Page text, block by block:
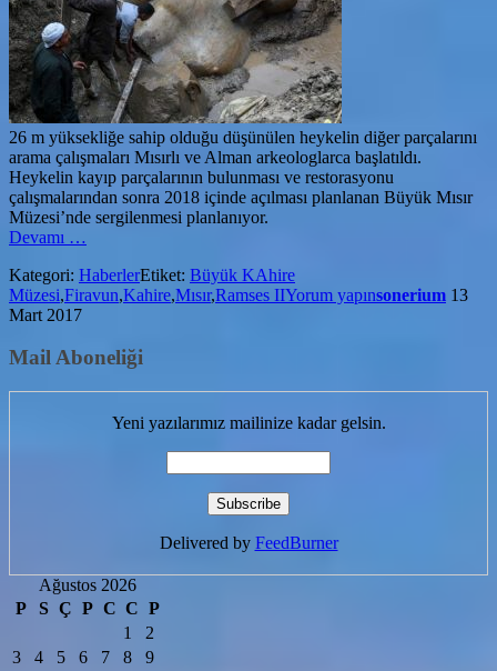
26 m yüksekliğe sahip olduğu düşünülen heykelin diğer parçalarını
arama çalışmaları Mısırlı ve Alman arkeologlarca başlatıldı.
Heykelin kayıp parçalarının bulunması ve restorasyonu
çalışmalarından sonra 2018 içinde açılması planlanan Büyük Mısır
Müzesi’nde sergilenmesi planlanıyor.
Devamı
Bir
Firavun
Heykeli
…
Kategori: HaberlerEtiket: Büyük KAhire
Müzesi,Firavun,Kahire,Mısır,Ramses IIYorum yapınsonerium 13
Mart 2017
Mail Aboneliği
Yeni yazılarımız mailinize kadar gelsin.
Delivered by FeedBurner
Ağustos 2026
P
S Ç P C C P
1
2
3
4 5 6 7 8
9